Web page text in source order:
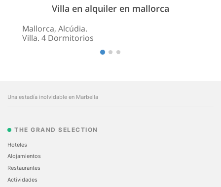
Villa en alquiler en mallorca
Mallorca, Alcúdia.
Villa. 4 Dormitorios
Una estadía inolvidable en Marbella
THE GRAND SELECTION
Hoteles
Alojamientos
Restaurantes
Actividades